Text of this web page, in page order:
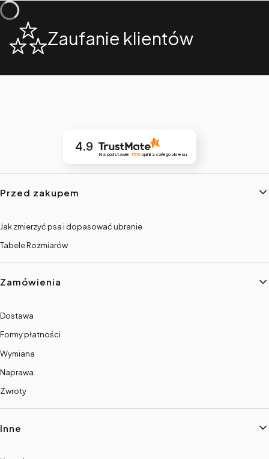
Zaufanie klientów
4.9
Na podstawie 1576 opinii z całego okresu
Linki w stopce
Przed zakupem
Jak zmierzyć psa i dopasować ubranie
Tabele Rozmiarów
Zamówienia
Dostawa
Formy płatności
Wymiana
Naprawa
Zwroty
Inne